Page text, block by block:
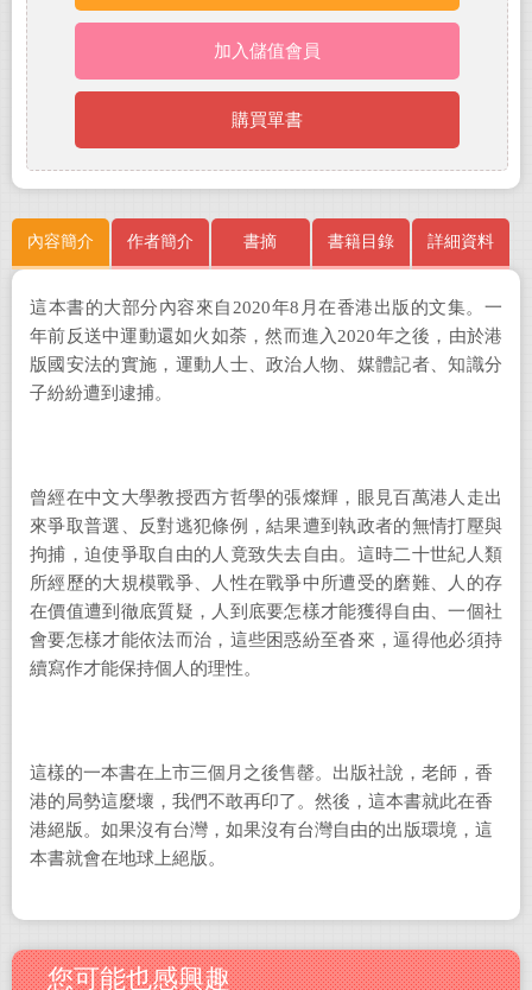
加入儲值會員
購買單書
內容簡介 作者簡介 書摘 書籍目錄 詳細資料
這本書的大部分內容來自 2020年8 月在香港出版的文集。一
年前反送中運動還如火如荼，然而進入 2020年之後，由於港
版國安法的實施，運動人士、政治人物、媒體記者、知識分
子紛紛遭到逮捕。
曾經在中文大學教授西方哲學的張燦輝，眼見百萬港人走出
來爭取普選、反對逃犯條例，結果遭到執政者的無情打壓與
拘捕，迫使爭取自由的人竟致失去自由。這時二十世紀人類
所經歷的大規模戰爭、人性在戰爭中所遭受的磨難、人的存
在價值遭到徹底質疑，人到底要怎樣才能獲得自由、一個社
會要怎樣才能依法而治，這些困惑紛至沓來，逼得他必須持
續寫作才能保持個人的理性。
這樣的一本書在上市三個月之後售罄。出版社說，老師，香
港的局勢這麼壞，我們不敢再印了。然後，這本書就此在香
港絕版。如果沒有台灣，如果沒有台灣自由的出版環境，這
本書就會在地球上絕版。
您可能也感興趣